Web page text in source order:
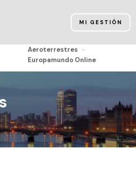
MI GESTIÓN
Aeroterrestres
Europamundo Online